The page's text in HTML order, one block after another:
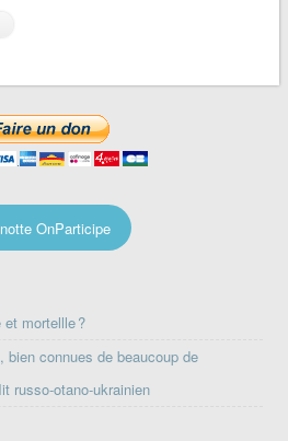
OnParticipe
et mortellle ?
connues de beaucoup de
russo-otano-ukrainien